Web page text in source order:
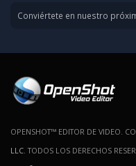
Conviértete en nuestro
OPENSHOT™ EDITOR DE VIDEO.
LLC . TODOS LOS DERECHOS